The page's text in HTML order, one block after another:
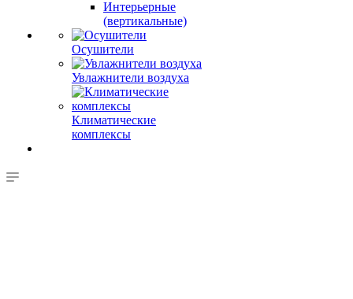
Интерьерные
(вертикальные)
Осушители
Увлажнители воздуха
Климатические
комплексы